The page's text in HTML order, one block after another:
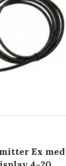
Ex med